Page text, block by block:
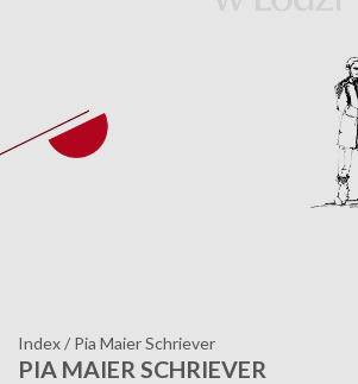
Index/ Pia Maier Schriever
PIA MAIER SCHRIEVER